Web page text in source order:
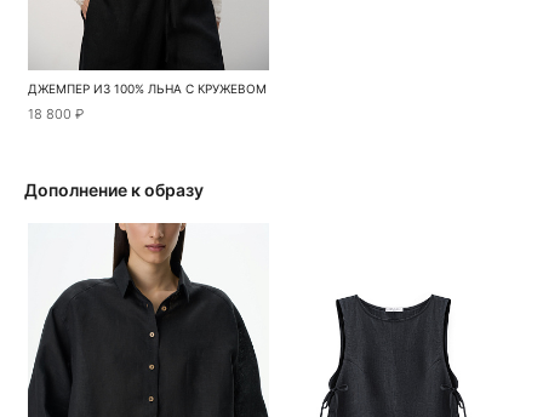
ДЖЕМПЕР ИЗ 100% ЛЬНА С КРУЖЕВОМ
18 800 ₽
Дополнение к образу